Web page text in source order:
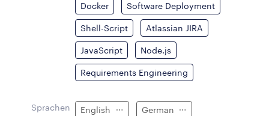
Docker Software Deployment
Shell-Script Atlassian JIRA
JavaScript Node.js
Requirements Engineering
Sprachen English German